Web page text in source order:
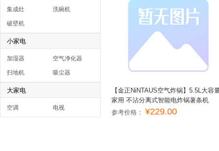
集成灶 洗碗机
破壁机
小家电
加湿器 空气净化器
扫地机 吸尘器
大家电
空调 电视
【金正NiNTAUS空气炸锅】5.5L大容
家用 不沾分离式智能电炸锅薯条机
参考价格： ¥229.00